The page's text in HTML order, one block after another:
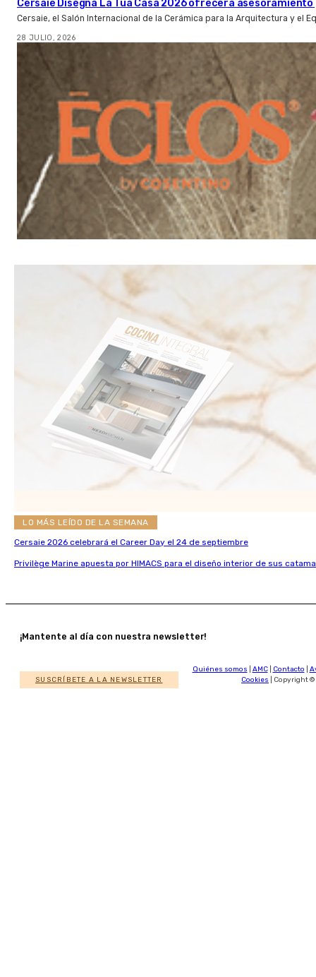
Cersaie Disegna La Tua Casa 2026 ofrecerá
Cersaie, el Salón Internacional de la Cerámica para la Arquitectura y el
28 JULIO, 2026
LO MÁS LEÍDO DE LA SEMANA
Cersaie 2026 celebrará el Career Day el 24 de septiembre
Privilège Marine apuesta por HIMACS para el diseño interior de sus
¡Mantente al día con nuestra newsletter!
SUSCRÍBETE A LA NEWSLETTER
Quiénes somos AMC| Contacto
Cookies | Copyright